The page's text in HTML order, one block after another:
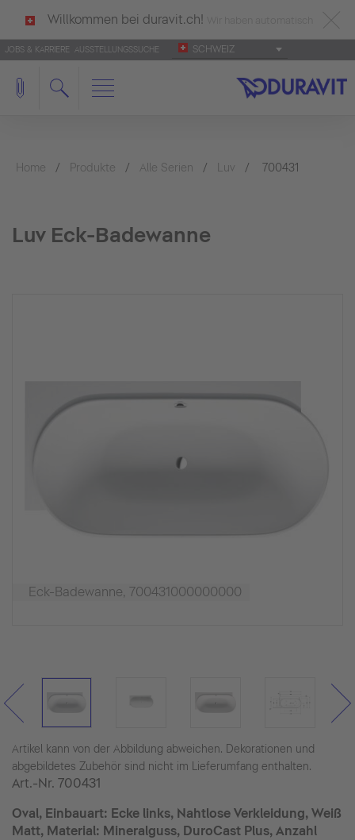
Willkommen bei duravit.ch!
deutsch als Ihre Sprache erkannt.
Français Italiano
JOBS & KARRIERE AUSSTELLUNGSSUCHE SCHWEIZ
Home Produkte Alle Serien Luv 700431
Luv Eck-Badewanne
Eck-Badewanne, 700431000000000
Artikel kann von der Abbildung abweichen. Dekorationen und
abgebildetes Zubehör sind nicht im Lieferumfang enthalten.
Art.-Nr. 700431
Oval, Einbauart: Ecke links, Nahtlose Verkleidung, Weiß
Matt, Material: Mineralguss, DuroCast Plus, Anzahl